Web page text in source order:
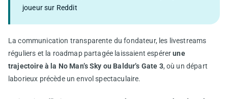
joueur sur Reddit
La communication transparente du fondateur, les livestreams
réguliers et la roadmap partagée laissaient espérerune
trajectoire à la No Man’s Sky ou Baldur’s Gate 3, où un départ
laborieux précède un envol spectaculaire.